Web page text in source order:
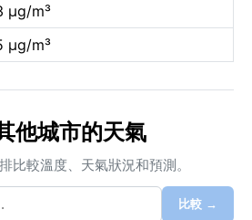
µg/m³
µg/m³
他城市的天氣
比較溫度、天氣狀況和預測。
比較 →